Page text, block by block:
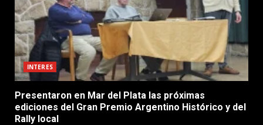
INTERES
Presentaron en Mar del Plata las próximas
ediciones del Gran Premio Argentino Histórico y del
Rally local